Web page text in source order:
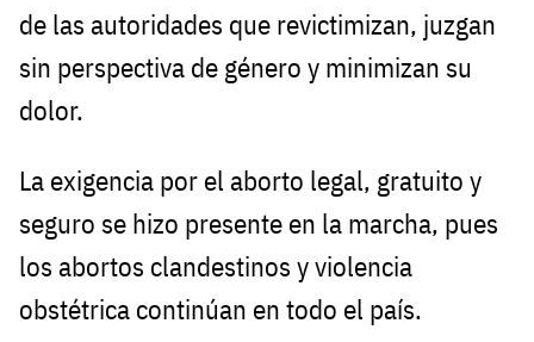
de las autoridades que revictimizan, juzgan
sin perspectiva de género y minimizan su
dolor.
La exigencia por el aborto legal, gratuito y
seguro se hizo presente en la marcha, pues
los abortos clandestinos y violencia
obstétrica continúan en todo el país.